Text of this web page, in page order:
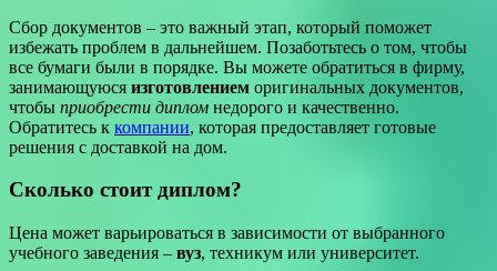
Сбор документов – это важный этап, который поможет
избежать проблем в дальнейшем. Позаботьтесь о том, чтобы
все бумаги были в порядке. Вы можете обратиться в фирму,
занимающуюся изготовлением оригинальных документов,
чтобы приобрести диплом недорого и качественно.
Обратитесь к компании, которая предоставляет готовые
решения с доставкой на дом.
Сколько стоит диплом?
Цена может варьироваться в зависимости от выбранного
учебного заведения – вуз, техникум или университет.